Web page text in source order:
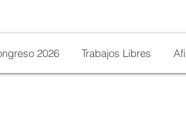
2026 Trabajos Libres